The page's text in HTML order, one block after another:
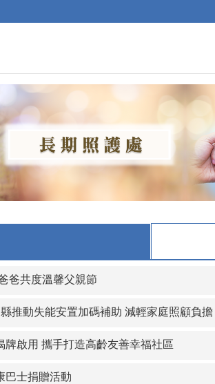
爸共度溫馨父親節
推動失能安置加碼補助 減輕家庭照顧負擔
啟用 攜手打造高齡友善幸福社區
巴士捐贈活動